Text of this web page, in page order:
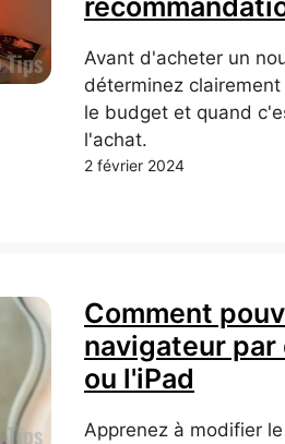
Avant d'acheter un
déterminez
le budget et quand
l'achat.
2 février 2024
Comment
navigateur par
ou l'iPad
Apprenez à modifier